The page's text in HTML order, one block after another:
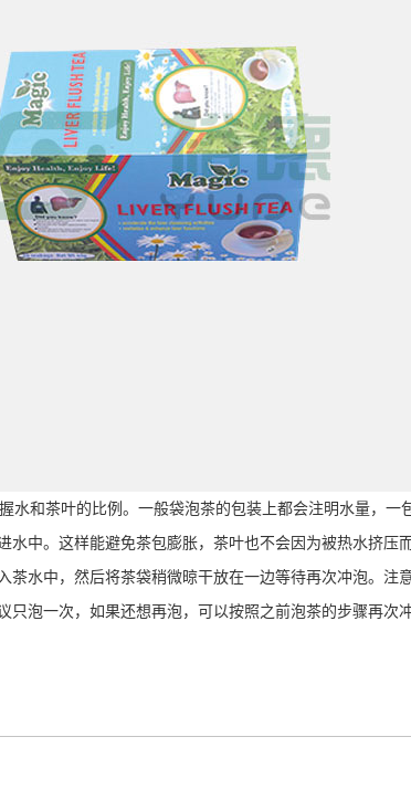
水和茶叶的比例。一般袋泡茶的包装上都会注明水量，一
中。这样能避免茶包膨胀，茶叶也不会因为被热水挤压
水中，然后将茶袋稍微晾干放在一边等待再次冲泡。注
只泡一次，如果还想再泡，可以按照之前泡茶的步骤再次